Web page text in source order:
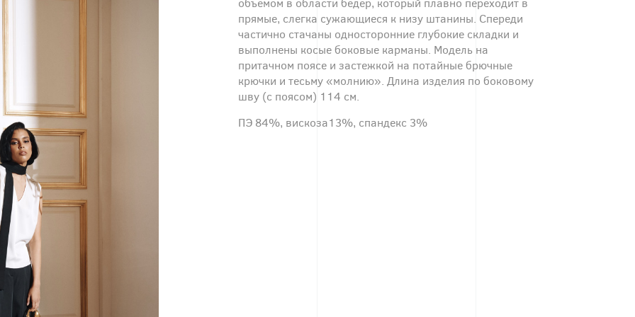
объемом в области бедер, который плавно переходит в
прямые, слегка сужающиеся к низу штанины. Спереди
частично стачаны односторонние глубокие складки и
выполнены косые боковые карманы. Модель на
притачном поясе и застежкой на потайные брючные
крючки и тесьму «молнию». Длина изделия по боковому
шву (с поясом) 114 см.
ПЭ 84%, вискоза13%, спандекс 3%